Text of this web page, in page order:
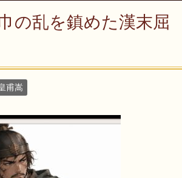
の乱を鎮めた漢末屈
甫嵩